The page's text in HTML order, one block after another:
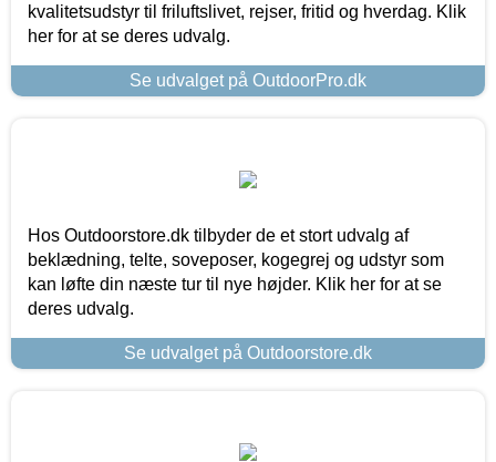
kvalitetsudstyr til friluftslivet, rejser, fritid og hverdag. Klik
her for at se deres udvalg.
Se udvalget på OutdoorPro.dk
Hos Outdoorstore.dk tilbyder de et stort udvalg af
beklædning, telte, soveposer, kogegrej og udstyr som
kan løfte din næste tur til nye højder. Klik her for at se
deres udvalg.
Se udvalget på Outdoorstore.dk